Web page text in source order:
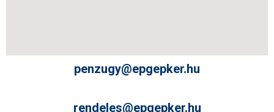
penzugy@epgepker.hu
rendeles@epgepker.hu